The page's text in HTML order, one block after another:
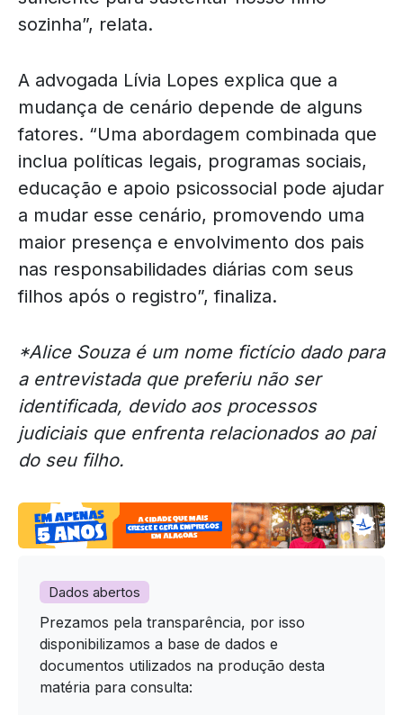
sozinha”, relata.
A advogada Lívia Lopes explica que a
mudança de cenário depende de alguns
fatores. “Uma abordagem combinada que
inclua políticas legais, programas sociais,
educação e apoio psicossocial pode ajudar
a mudar esse cenário, promovendo uma
maior presença e envolvimento dos pais
nas responsabilidades diárias com seus
filhos após o registro”, finaliza.
*Alice Souza é um nome fictício dado para
a entrevistada que preferiu não ser
identificada, devido aos processos
judiciais que enfrenta relacionados ao pai
do seu filho.
Dados abertos
Prezamos pela transparência, por isso
disponibilizamos a base de dados e
documentos utilizados na produção desta
matéria para consulta: